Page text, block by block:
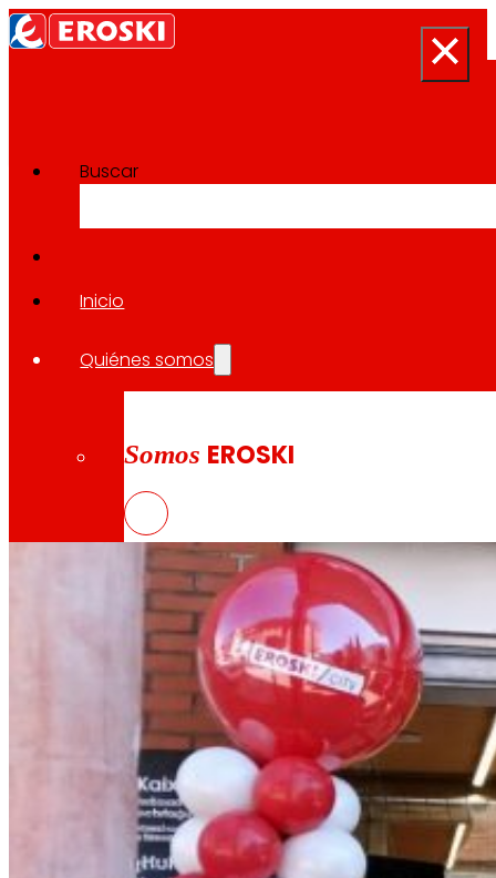
Buscar
Inicio
Quiénes somos
Somos EROSKI
Así somos
Todo nuestro ADN: un viaje por la misión, la
Cooperativa
Somos por y para las personas. Descubre
Sala de prensa
Volver a todas las noticias
07.05.2026
EROSKI inaugura un nuevo